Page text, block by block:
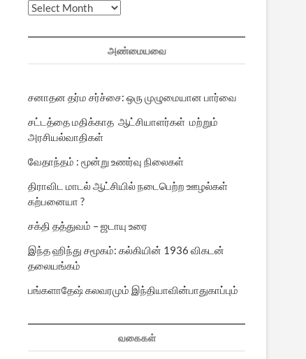
முந்தைய
அண்மையவை
சனாதன தர்ம சர்ச்சை: ஒரு முழுமையான பார்வை
சட்டத்தை மதிக்காத ஆட்சியாளர்கள் மற்றும்
அரசியல்வாதிகள்
வேதாந்தம் : மூன்று உணர்வு நிலைகள்
திராவிட மாடல் ஆட்சியில் நடைபெற்ற ஊழல்கள்
கற்பனையா ?
சக்தி தத்துவம் – ஜடாயு உரை
இந்த ஹிந்து சமூகம்: கல்கியின் 1936 விகடன்
தலையங்கம்
பங்களாதேஷ் கலவரமும் இந்தியாவின்பாதுகாப்பும்
வகைகள்